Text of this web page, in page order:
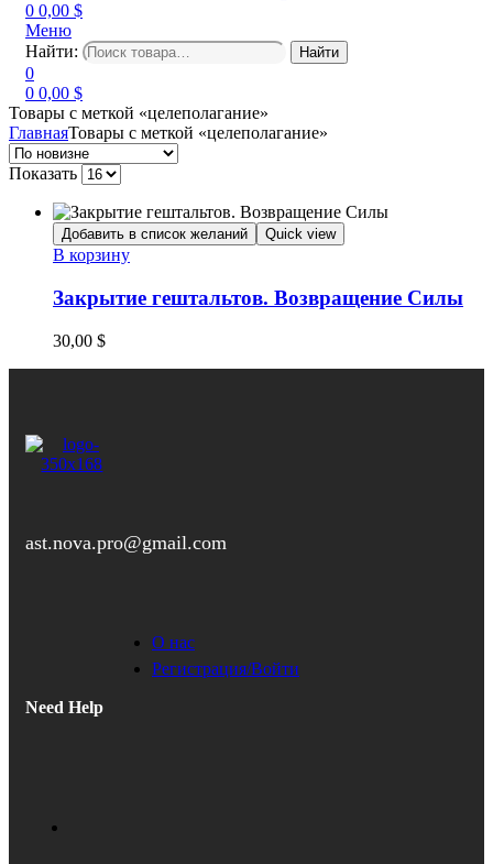
0 0,00 $
Меню
Найти:
Найти
0
0 0,00 $
Товары с меткой «целеполагание»
ГлавнаяТовары с меткой «целеполагание»
Показать
Добавить в список желаний Quick view
В корзину
Закрытие гештальтов. Возвращение Силы
30,00 $
ast.nova.pro@gmail.com
О нас
Регистрация/Войти
Need Help